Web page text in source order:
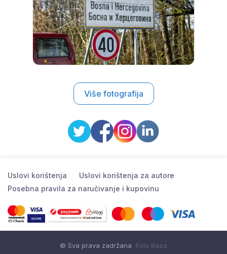
Više fotografija
Uslovi korištenja
Uslovi korištenja za autore
Posebna pravila za naručivanje i kupovinu
© Sva prava zadržana Foto Baza